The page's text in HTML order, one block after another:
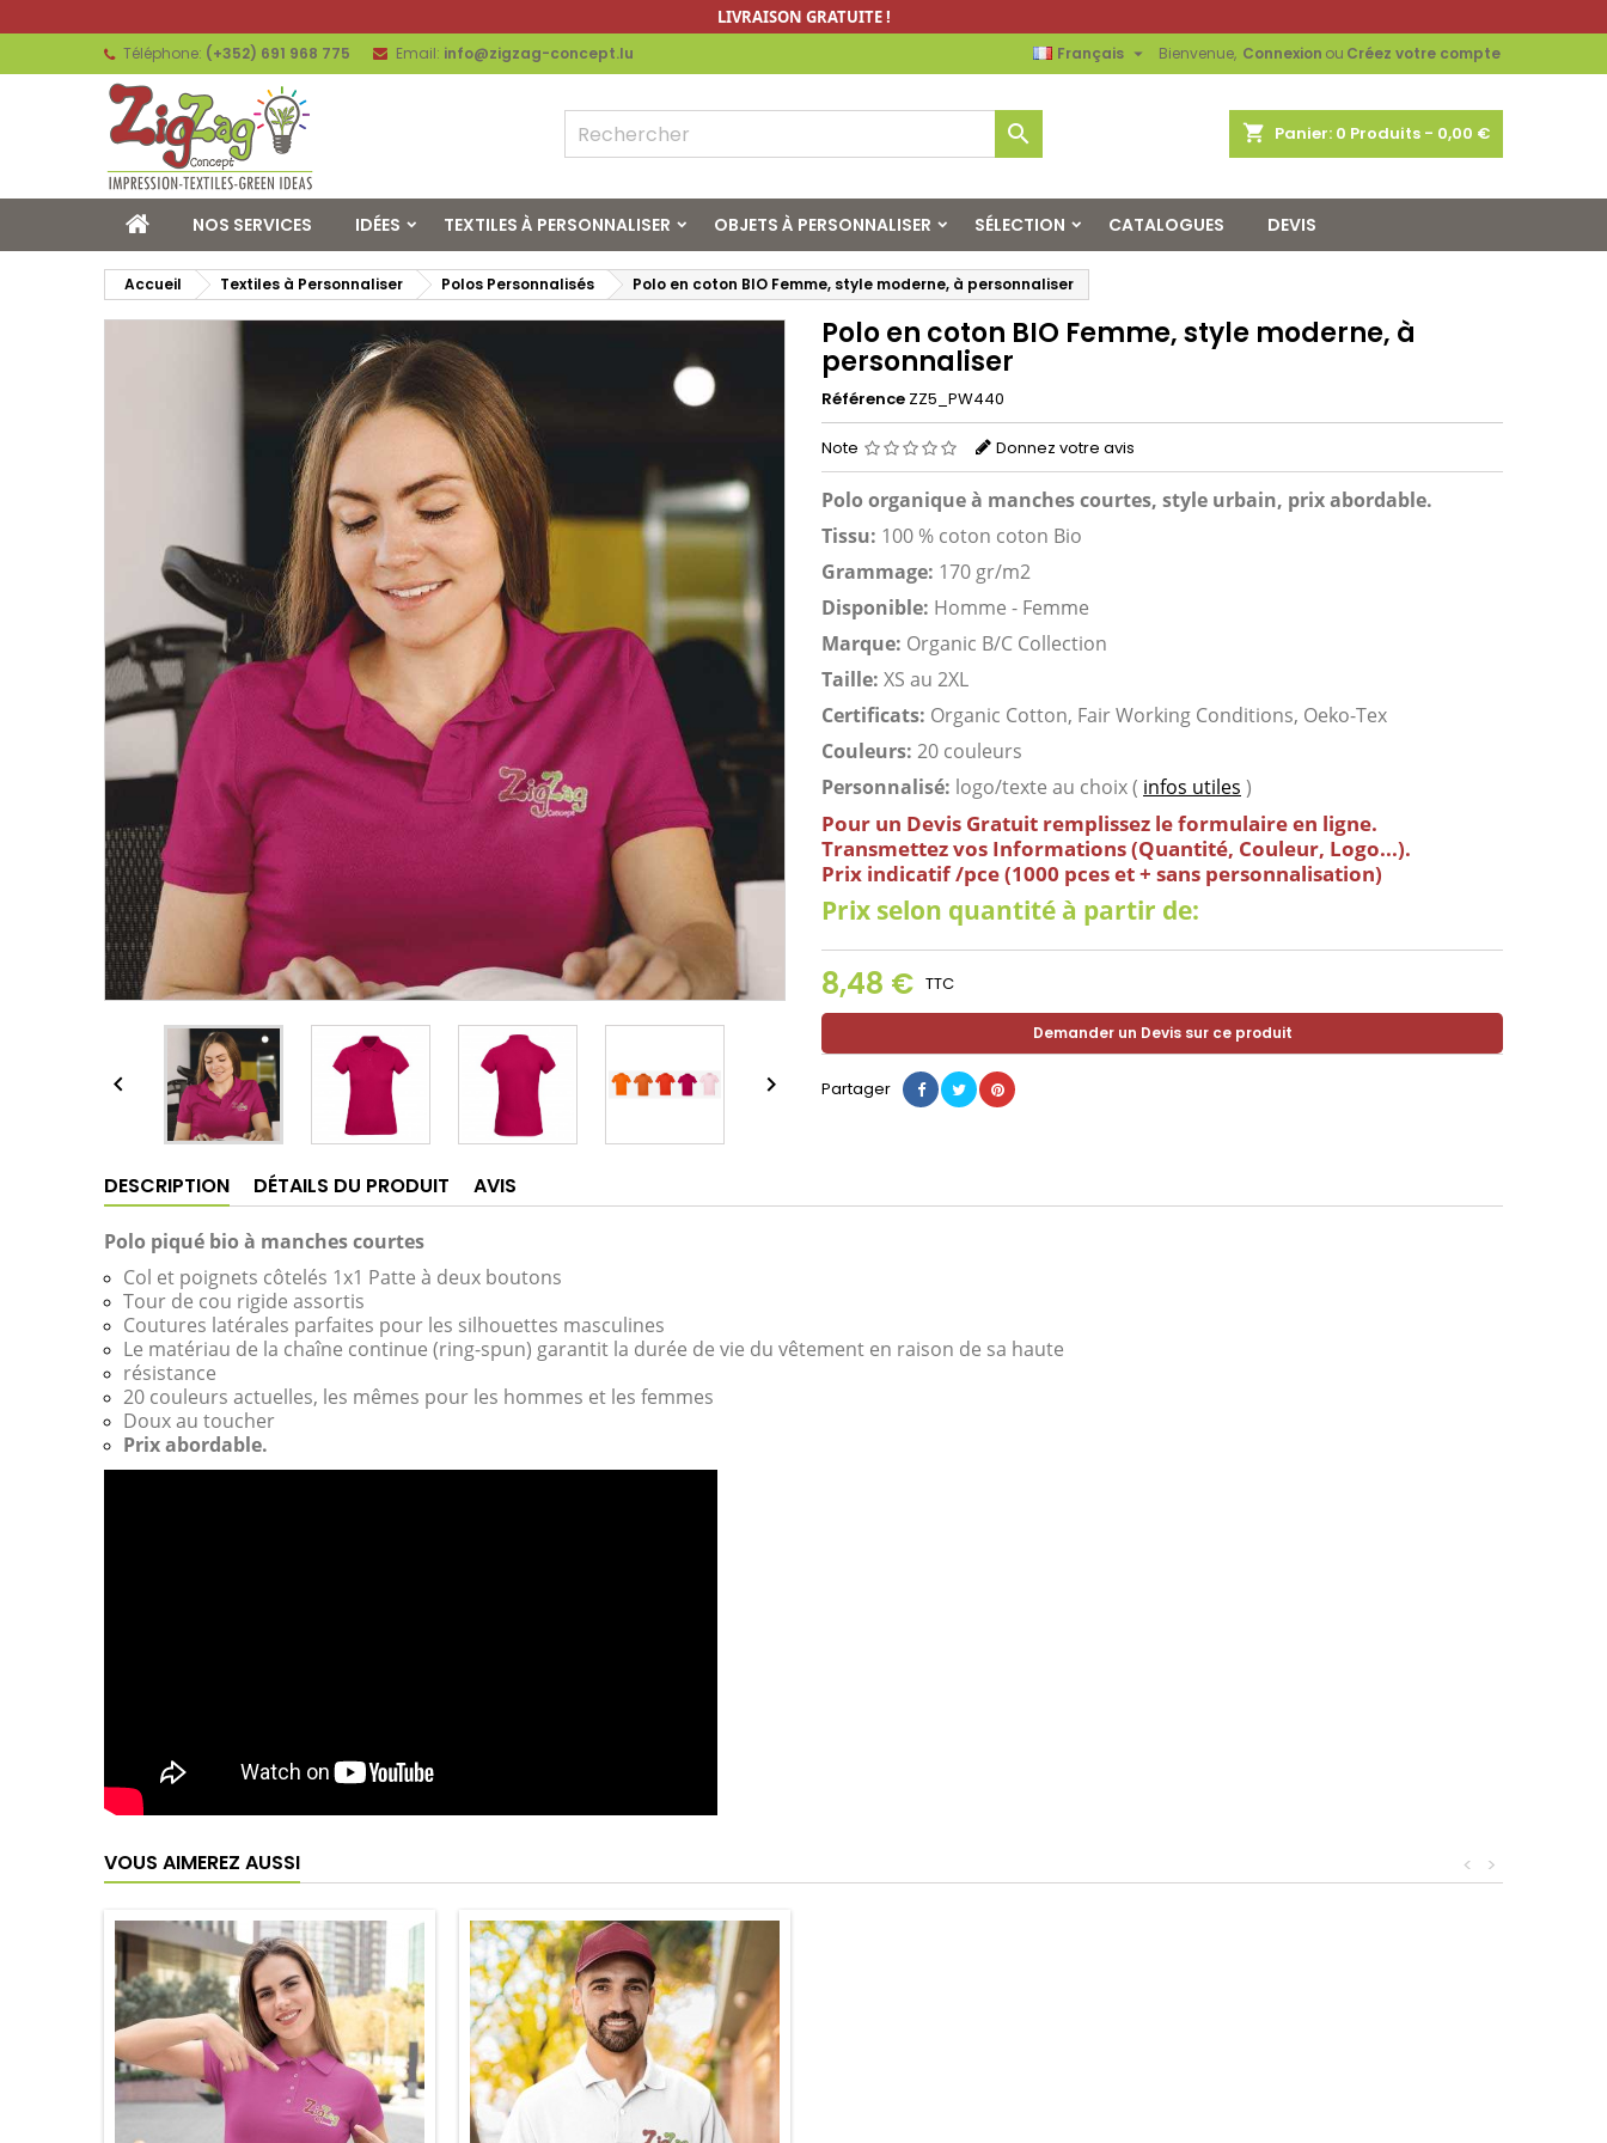
LIVRAISON GRATUITE !
Téléphone: (+352) 691 968 775 Email: info@zigzag-concept.lu Bienvenue, Connexion ou Créez votre compte
Français 
shopping_cart Panier: 0 Produits - 0,00 €

NOS SERVICES IDÉES TEXTILES À PERSONNALISER OBJETS À PERSONNALISER SÉLECTION CATALOGUES DEVIS
Accueil Textiles à Personnaliser Polos Personnalisés Polo en coton BIO Femme, style moderne, à personnaliser
 
Polo en coton BIO Femme, style moderne, à
personnaliser
Référence ZZ5_PW440
Note Donnez votre avis
Polo organique à manches courtes, style urbain, prix abordable.
Tissu: 100 % coton coton Bio
Grammage: 170 gr/m2
Disponible: Homme - Femme
Marque: Organic B/C Collection
Taille: XS au 2XL
Certificats: Organic Cotton, Fair Working Conditions, Oeko-Tex
Couleurs: 20 couleurs
Personnalisé: logo/texte au choix ( infos utiles )
Pour un Devis Gratuit remplissez le formulaire en ligne.
Transmettezvos Informations (Quantité, Couleur, Logo...).
Prix indicatif /pce (1000 pces et + sans personnalisation)
Prix selon quantité à partir de:
8,48 € TTC
Demander un Devis sur ce produit
Partager
DESCRIPTION DÉTAILS DU PRODUIT AVIS
Polo piqué bio à manches courtes
Col et poignets côtelés 1x1 Patte à deux boutons
Tour de cou rigide assortis
Coutures latérales parfaites pour les silhouettes masculines
Le matériau de la chaîne continue (ring-spun) garantit la durée de vie du vêtement en raison de sa haute
résistance
20 couleurs actuelles, les mêmes pour les hommes et les femmes
Doux au toucher
Prix abordable.
VOUS AIMEREZ AUSSI >
<